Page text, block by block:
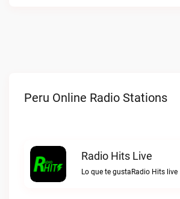
Peru Online Radio Stations
Radio Hits Live
Lo que te gustaRadio Hits live